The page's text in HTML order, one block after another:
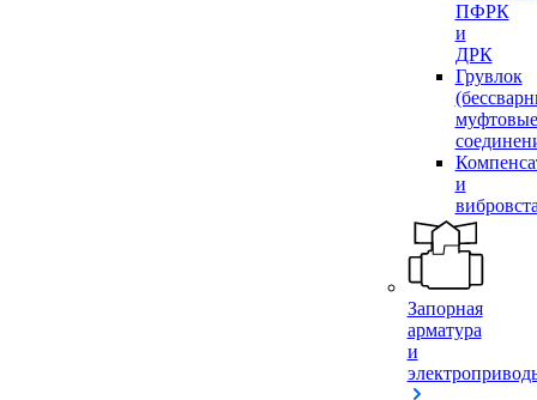
ПФРК
и
ДРК
Грувлок
муфтовые
и
Запорная
арматура
и